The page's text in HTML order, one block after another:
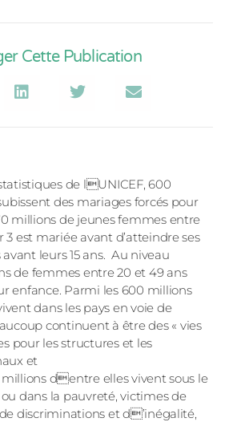
Cette Publication
de lUNICEF, 600
des mariages forcés pour
millions de jeunes femmes entre
3 est mariée avant d’atteindre ses
avant leurs 15 ans. Au niveau
de femmes entre 20 et 49 ans
enfance. Parmi les 600 millions
dans les pays en voie de
continuent à être des « vies
pour les structures et les
et
dentre elles vivent sous le
dans la pauvreté, victimes de
discriminations et d’inégalité,